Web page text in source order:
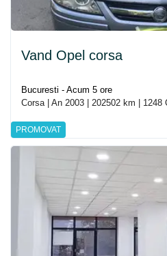
PROMOVAT
Vand Opel corsa
Bucuresti - Acum 5 ore
Corsa | An 2003 | 202502 km | 1248